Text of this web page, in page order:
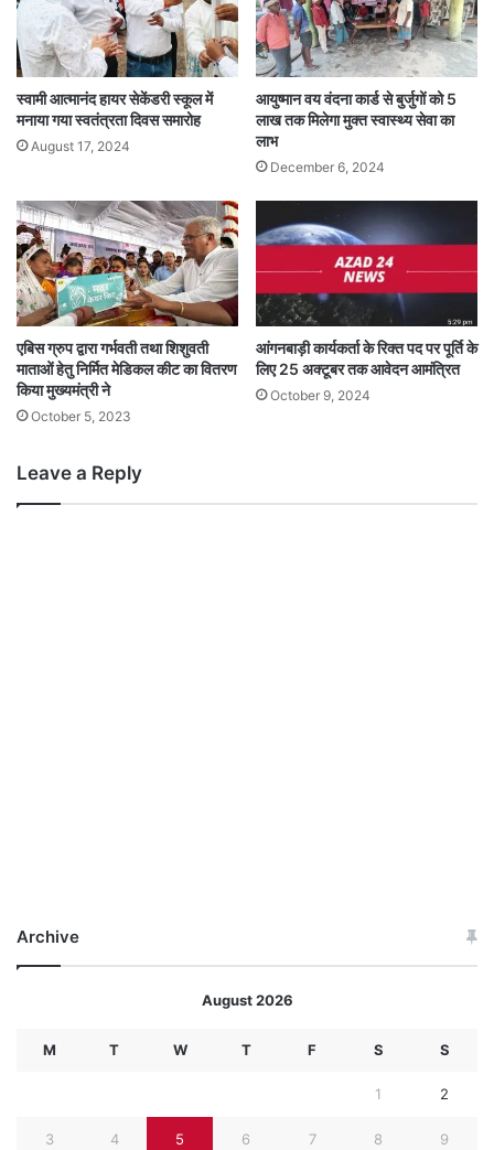
स्वामी आत्मानंद हायर सेकेंडरी स्कूल में
मनाया गया स्वतंत्रता दिवस समारोह
August 17, 2024
आयुष्मान वय वंदना कार्ड से बुर्जुगों को 5
लाख तक मिलेगा मुक्त स्वास्थ्य सेवा का
लाभ
December 6, 2024
एबिस ग्रुप द्वारा गर्भवती तथा शिशुवती
माताओं हेतु निर्मित मेडिकल कीट का वितरण
किया मुख्यमंत्री ने
October 5, 2023
आंगनबाड़ी कार्यकर्ता के रिक्त पद पर पूर्ति के
लिए 25 अक्टूबर तक आवेदन आमंत्रित
October 9, 2024
Leave a Reply
Archive
August 2026
M T W T F S S
1 2
3 4 5 6 7 8 9